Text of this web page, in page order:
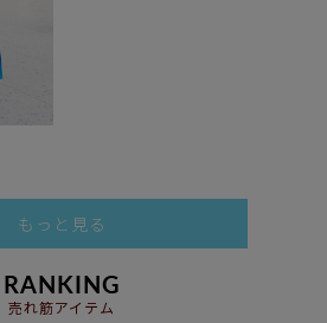
もっと見る
RANKING
売れ筋アイテム